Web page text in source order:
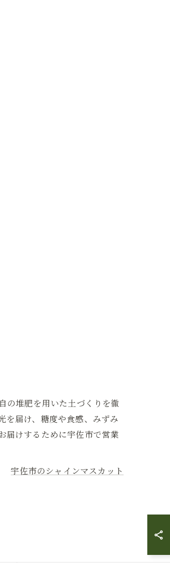
の堆肥を用いた土づくりを徹
を届け、糖度や食感、みずみ
届けするために宇佐市で営業
宇佐市のシャインマスカット